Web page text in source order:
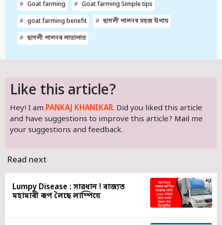
Goat farming Goat farming Simple tips
goat farming benefit ছাগলী পালনৰ সহজ উপায়
ছাগলী পালনৰ লাভালাভ
Like this article?
Hey! I am PANKAJ KHANIKAR. Did you liked this article
and have suggestions to improve this article? Mail me
your suggestions and feedback.
Read next
Lumpy Disease : সাৱধান ! ৰাজ্যত
মহামাৰী ৰূপ লৈছে লাম্পিয়ে